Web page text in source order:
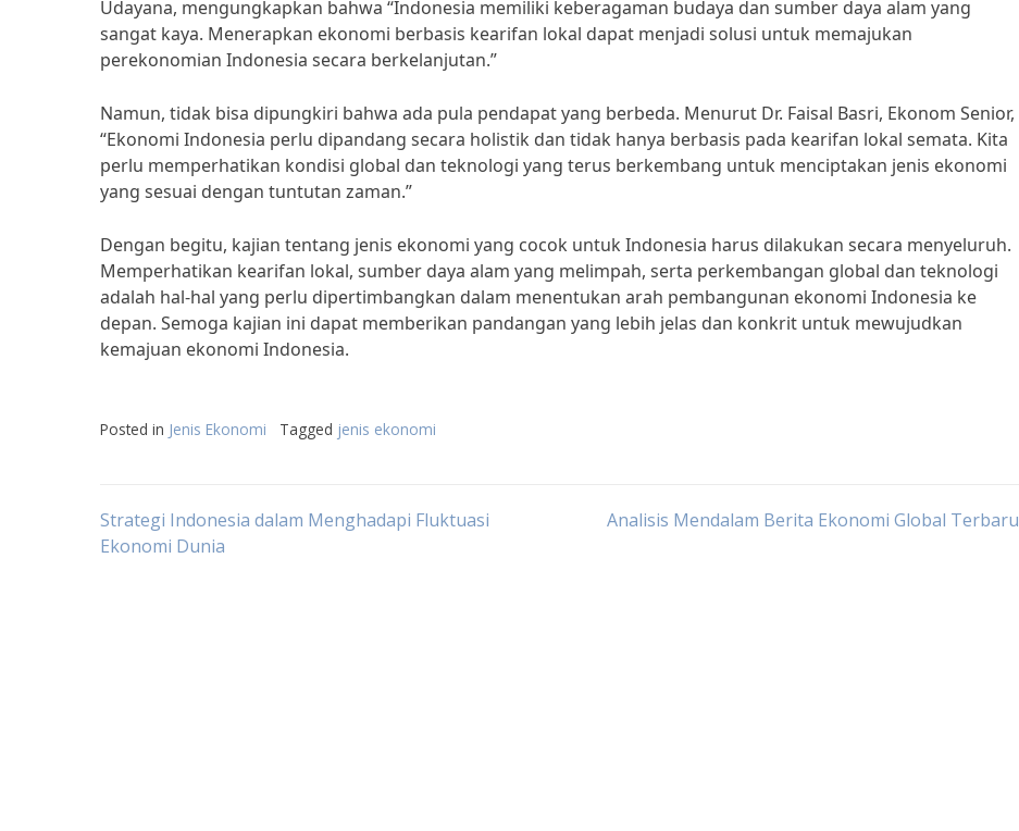
Udayana, mengungkapkan bahwa “Indonesia memiliki keberagaman budaya dan sumber daya alam yang
sangat kaya. Menerapkan ekonomi berbasis kearifan lokal dapat menjadi solusi untuk memajukan
perekonomian Indonesia secara berkelanjutan.”
Namun, tidak bisa dipungkiri bahwa ada pula pendapat yang berbeda. Menurut Dr. Faisal Basri, Ekonom Senior,
“Ekonomi Indonesia perlu dipandang secara holistik dan tidak hanya berbasis pada kearifan lokal semata. Kita
perlu memperhatikan kondisi global dan teknologi yang terus berkembang untuk menciptakan jenis ekonomi
yang sesuai dengan tuntutan zaman.”
Dengan begitu, kajian tentang jenis ekonomi yang cocok untuk Indonesia harus dilakukan secara menyeluruh.
Memperhatikan kearifan lokal, sumber daya alam yang melimpah, serta perkembangan global dan teknologi
adalah hal-hal yang perlu dipertimbangkan dalam menentukan arah pembangunan ekonomi Indonesia ke
depan. Semoga kajian ini dapat memberikan pandangan yang lebih jelas dan konkrit untuk mewujudkan
kemajuan ekonomi Indonesia.
Posted in Jenis Ekonomi Tagged jenis ekonomi
Post
Strategi Indonesia dalam Menghadapi Fluktuasi
Ekonomi Dunia
Analisis Mendalam Berita Ekonomi Global Terbaru